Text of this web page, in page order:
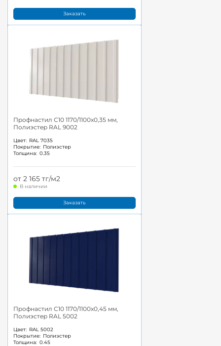
Заказать
Профнастил С10 1170/1100x0,35 мм,
Полиэстер RAL 9002
Цвет: RAL 7035
Покрытие: Полиэстер
Толщина: 0.35
от 2 165 тг/м2
В наличии
Заказать
Профнастил С10 1170/1100x0,45 мм,
Полиэстер RAL 5002
Цвет: RAL 5002
Покрытие: Полиэстер
Толщина: 0.45